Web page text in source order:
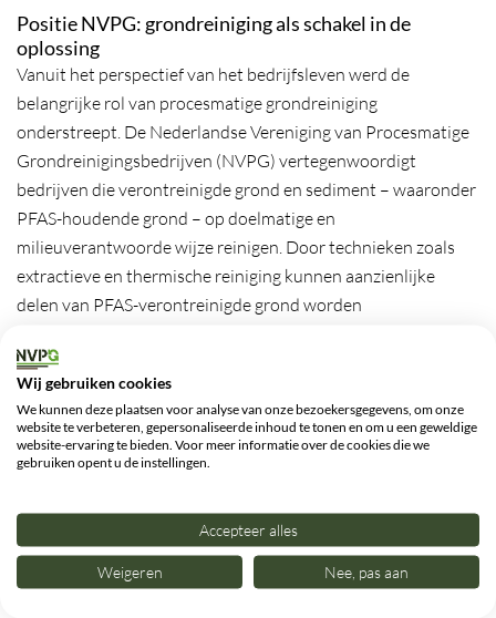
Positie NVPG: grondreiniging als schakel in de
oplossing
Vanuit het perspectief van het bedrijfsleven werd de
belangrijke rol van procesmatige grondreiniging
onderstreept. De Nederlandse Vereniging van Procesmatige
Grondreinigingsbedrijven (NVPG) vertegenwoordigt
bedrijven die verontreinigde grond en sediment – waaronder
PFAS-houdende grond – op doelmatige en
milieuverantwoorde wijze reinigen. Door technieken zoals
extractieve en thermische reiniging kunnen aanzienlijke
delen van PFAS-verontreinigde grond worden
afvoer naar stort. Daarmee leveren NVPG-leden een
aantoonbare bijdrage aan:
vermindering van milieubelasting;
behoud van schaarse primaire grondstoffen;
versnelling van bodemsaneringsprojecten;
realisatie van circulaire economie-doelstellingen.
Wij gebruiken cookies
We kunnen deze plaatsen voor analyse van onze bezoekersgegevens, om onze
website te verbeteren, gepersonaliseerde inhoud te tonen en om u een geweldige
website-ervaring te bieden. Voor meer informatie over de cookies die we
gebruiken opent u de instellingen.
Accepteer alles
Weigeren Nee, pas aan